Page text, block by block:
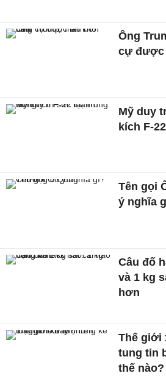
Ông
cự được
Mỹ duy
kích F-
Tên gọi
ý nghĩa
Câu đố
và 1 kg
hơn
Thế giới
tung tin
thế nào?